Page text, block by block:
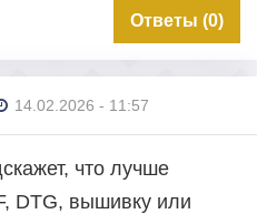
Ответы (0)
14.02.2026 - 11:57
что лучше
DTG, вышивку или